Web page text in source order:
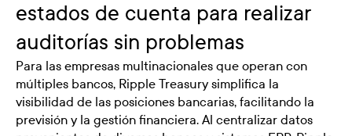
estados de cuenta para realizar
auditorías sin problemas
Para las empresas multinacionales que operan con
múltiples bancos, Ripple Treasury simplifica la
visibilidad de las posiciones bancarias, facilitando la
previsión y la gestión financiera. Al centralizar datos